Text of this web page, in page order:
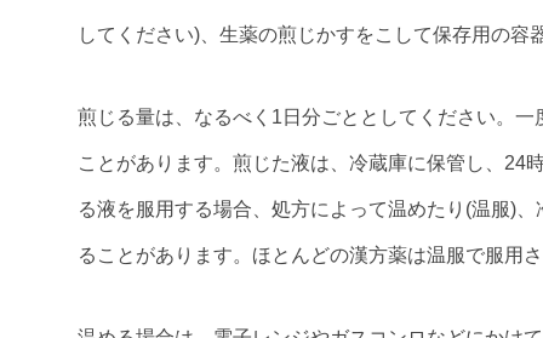
してください)、生薬の煎じかすをこして保存用の容
煎じる量は、なるべく1日分ごととしてください。
ことがあります。煎じた液は、冷蔵庫に保管し、24
る液を服用する場合、処方によって温めたり(温服)
ることがあります。ほとんどの漢方薬は温服で服用